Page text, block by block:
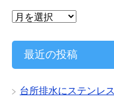
ア
カ
ブ
最近の投稿
台所排水にステンレ